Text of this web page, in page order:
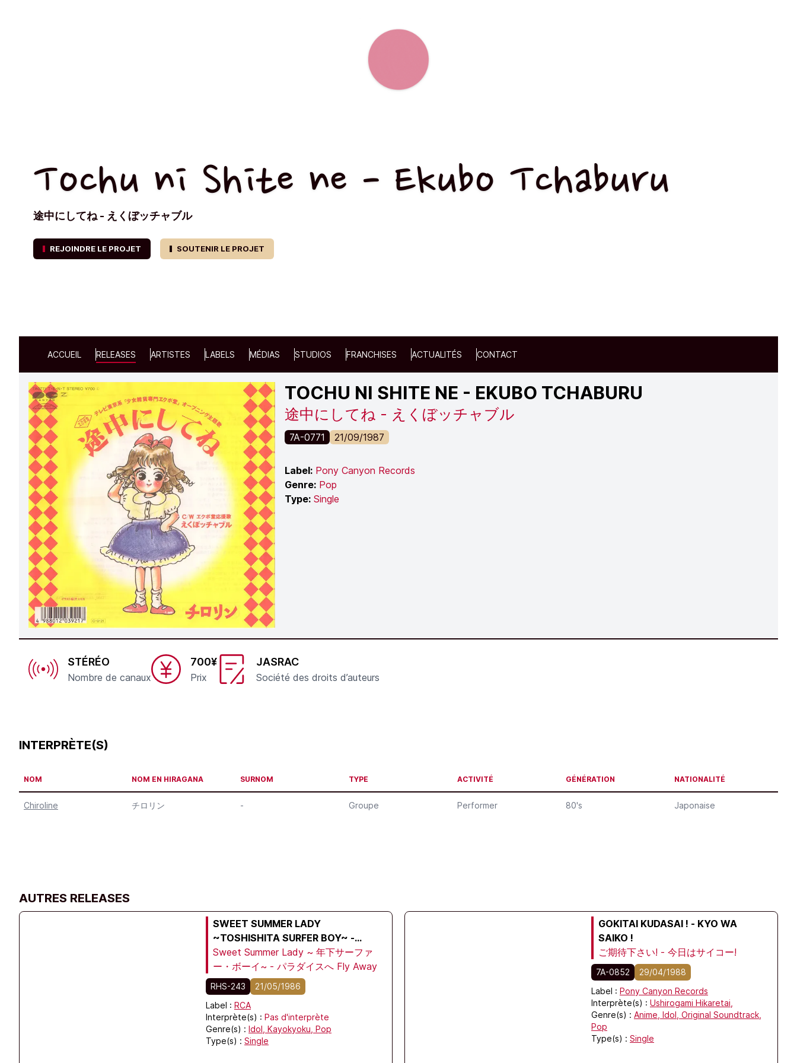
Tochu ni Shite ne - Ekubo Tchaburu
途中にしてね - えくぼッチャブル
REJOINDRE LE PROJET SOUTENIR LE PROJET
ACCUEIL RELEASES ARTISTES LABELS MÉDIAS STUDIOS FRANCHISES ACTUALITÉS CONTACT
TOCHU NI SHITE NE - EKUBO TCHABURU
途中にしてね - えくぼッチャブル
7A-0771 21/09/1987
Label: Pony Canyon Records
Genre: Pop
Type: Single
STÉRÉO
Nombre de canaux
700¥
Prix
JASRAC
Société des droits d’auteurs
INTERPRÈTE(S)
NOM NOM EN HIRAGANA SURNOM TYPE ACTIVITÉ GÉNÉRATION NATIONALITÉ
Chiroline チロリン - Groupe Performer 80's Japonaise
AUTRES RELEASES
SWEET SUMMER LADY
~TOSHISHITA SURFER BOY~ -
PARADISE E FLY AWAY
Sweet Summer Lady ~ 年下サーファ
ー・ボーイ~ - パラダイスへ Fly Away
RHS-243
21/05/1986
Label : RCA
Interprète(s) : Pas d'interprète
Genre(s) : Idol, Kayokyoku, Pop
Type(s) : Single
GOKITAI KUDASAI ! - KYO WA
SAIKO !
ご期待下さい! - 今日はサイコー!
7A-0852
29/04/1988
Label : Pony Canyon Records
Interprète(s) : Ushirogami Hikaretai,
Genre(s) : Anime, Idol, Original Soundtrack,
Pop
Type(s) : Single